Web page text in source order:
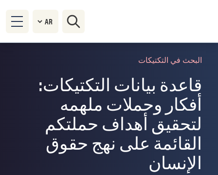
البحث في التكتيكات
قاعدة بيانات التكتيكات:
أفكار وحملات ملهمه
لتحقيق أهداف حملتكم
القائمة على نهج حقوق
الإنسان